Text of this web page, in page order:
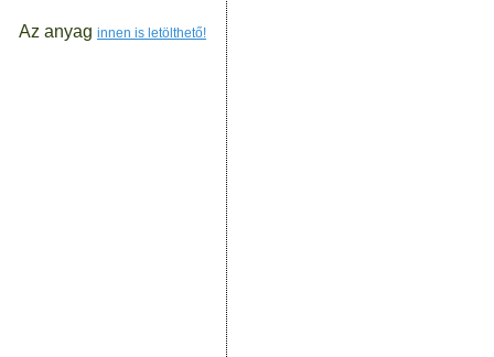
Az anyag innen is letölthető!